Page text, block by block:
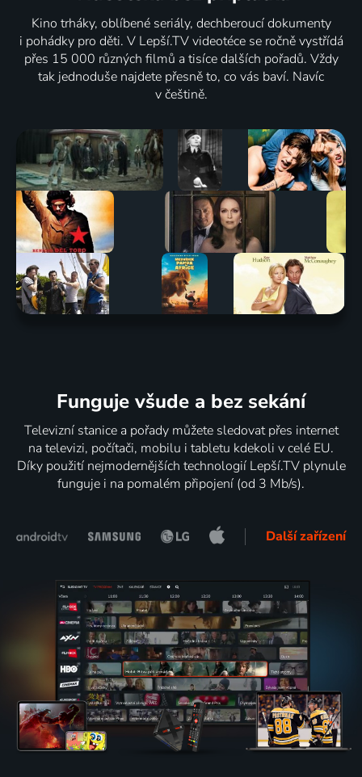
Kino trháky, oblíbené seriály, dechberoucí dokumenty
i pohádky pro děti. V Lepší.TV videotéce se ročně vystřídá
přes 15 000 různých filmů a tisíce dalších pořadů. Vždy
tak jednoduše najdete přesně to, co vás baví. Navíc
v češtině.
Funguje všude a bez sekání
Televizní stanice a pořady můžete sledovat přes internet
na televizi, počítači, mobilu i tabletu kdekoli v celé EU.
Díky použití nejmodernějších technologií Lepší.TV plynule
funguje i na pomalém připojení (od 3 Mb/s).
Další zařízení